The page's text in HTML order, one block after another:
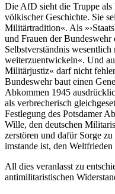
Die AfD sieht die Truppe als
völkischer Geschichte. Sie
Militärtradition«. Als
und Frauen der Bundeswehr
Selbstverständnis
weiterzuentwickeln«. Und
Militärjustiz« darf nicht
Bundeswehr baut einen
Abkommen 1945
als verbrecherisch
Festlegung des Potsdamer
Wille, den deutschen
zerstören und dafür Sorge
imstande ist, den Weltfrieden
All dies veranlasst zu
antimilitaristischen